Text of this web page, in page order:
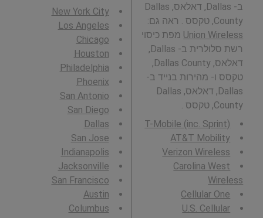
ב- Dallas, דאלאס, Dallas
County, טקסס . ראה גם:
Union Wireless מפת כיסוי
רשת סלולרית ב- Dallas,
דאלאס, Dallas County,
טקסס ו- מהירות בנייד ב-
Dallas, דאלאס, Dallas
County, טקסס .
T-Mobile (inc. Sprint)
AT&T Mobility
Verizon Wireless
Carolina West
Wireless
Cellular One
U.S. Cellular
New York City
Los Angeles
Chicago
Houston
Philadelphia
Phoenix
San Antonio
San Diego
Dallas
San Jose
Indianapolis
Jacksonville
San Francisco
Austin
Columbus